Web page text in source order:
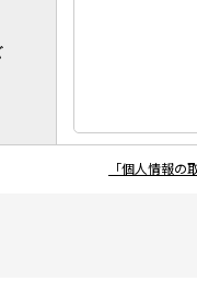
「個人情報の